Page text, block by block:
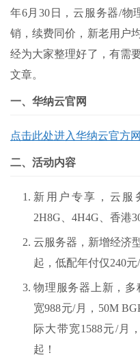
年6月30日，云服务器/物
销，续费同价，新老用户
经为大家整理好了，有需
文章。
一、华纳云官网
点击此处进入华纳云官方
二、活动内容
新用户专享，云服
2H8G、4H4G、香港
云服务器，新增经济
起，低配年付仅240元/
物理服务器上新，多
宽988元/月，50M
际大带宽1588元/月
起！